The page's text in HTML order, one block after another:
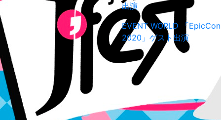
出演
EVENT WORLD
「EpicCon
2020」ゲスト出演